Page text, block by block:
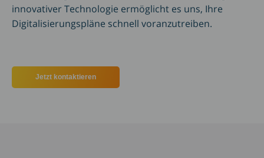
innovativer Technologie ermöglicht es uns, Ihre
Digitalisierungspläne schnell voranzutreiben.
Jetzt kontaktieren